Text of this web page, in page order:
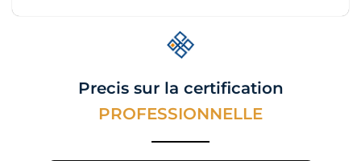
Precis sur la certification
PROFESSIONNELLE